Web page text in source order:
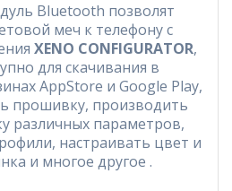
Bluetooth позволят
меч к телефону с
XENO CONFIGURATOR,
для скачивания в
AppStore и Google Play,
прошивку, производить
различных параметров,
настраивать цвет и
и многое другое .